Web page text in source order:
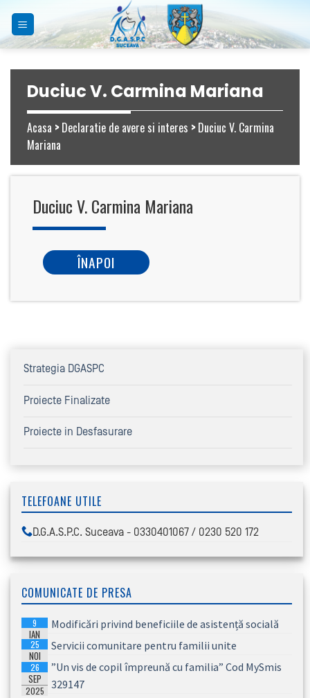
content
Duciuc V. Carmina Mariana
Acasa >Declaratie de avere si interes >Duciuc V. Carmina
Mariana
Duciuc V. Carmina Mariana
ÎNAPOI
Strategia DGASPC
Proiecte Finalizate
Proiecte in Desfasurare
TELEFOANE UTILE
D.G.A.S.P.C. Suceava - 0330401067 / 0230 520 172
COMUNICATE DE PRESA
9
IAN
2026
Modificări privind beneficiile de asistență socială
25
NOI
2025
Servicii comunitare pentru familii unite
26
SEP
2025
”Un vis de copil împreună cu familia” Cod MySmis
329147